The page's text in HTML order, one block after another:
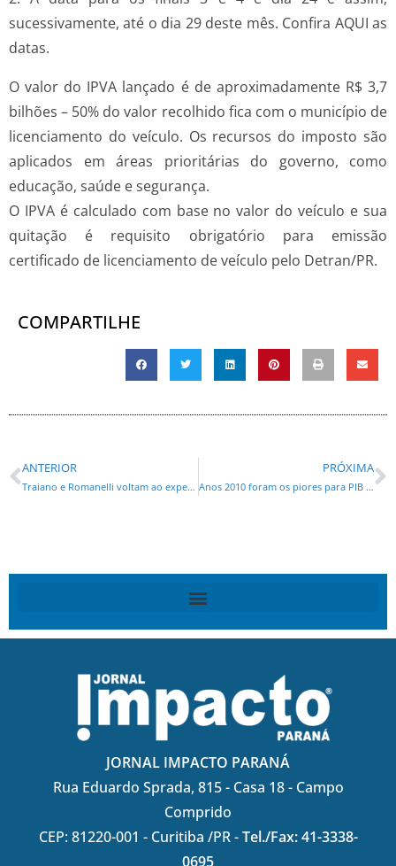
sucessivamente, até o dia 29 deste mês. Confira AQUI as
datas.
O valor do IPVA lançado é de aproximadamente R$ 3,7
bilhões – 50% do valor recolhido fica com o município de
licenciamento do veículo. Os recursos do imposto são
aplicados em áreas prioritárias do governo, como
educação, saúde e segurança.
O IPVA é calculado com base no valor do veículo e sua
quitação é requisito obrigatório para emissão
certificado de licenciamento de veículo pelo Detran/PR.
COMPARTILHE
ANTERIOR
Traiano e Romanelli voltam ao expediente da Assembleia Legislativa.
PRÓXIMA
Anos 2010 foram os piores para PIB no País
JORNAL IMPACTO PARANÁ
Rua Eduardo Sprada, 815 - Casa 18 - Campo
Comprido
CEP: 81220-001 - Curitiba /PR -Tel./Fax: 41-3338-
0695